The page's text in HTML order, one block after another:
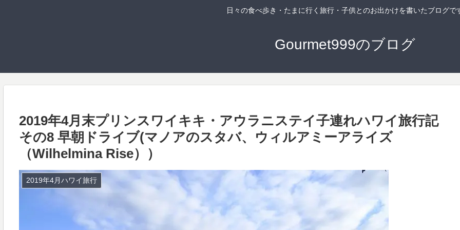
日々の食べ歩き・たまに行く旅行・子供とのお出かけを書いたブログで
Gourmet999のブログ
2019年4月末プリンスワイキキ・アウラニステイ子連れハワイ旅行記
その8 早朝ドライブ(マノアのスタバ、ウィルアミーアライズ
（Wilhelmina Rise））
2019年4月ハワイ旅行